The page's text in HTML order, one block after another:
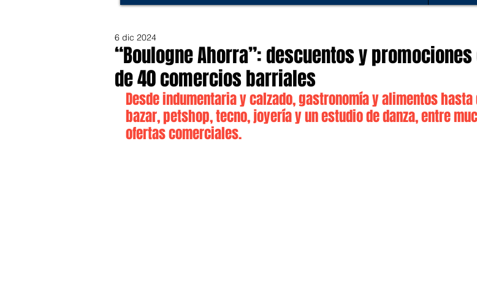
“Boulogne Ahorra”: descuentos y
de 40 comercios barriales
6 dic 2024
Desde indumentaria y calzado, gastronomía y alimentos hasta
bazar, petshop, tecno, joyería y un estudio de danza, entre
ofertas comerciales.